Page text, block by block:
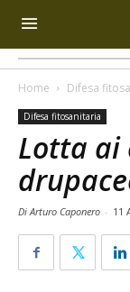
Home Difesa
Difesa fitosanitaria
Lotta ai
Di Arturo Caponero - 11